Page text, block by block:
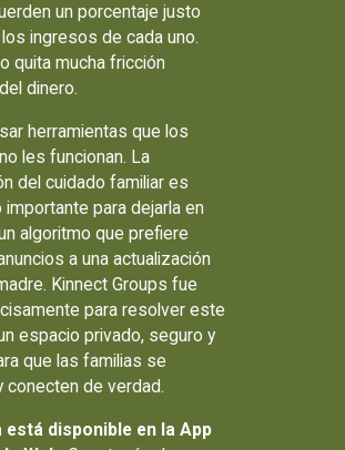
un porcentaje justo
ingresos de cada uno.
quita mucha fricción
dinero.
herramientas que los
les funcionan. La
del cuidado familiar es
para dejarla en
algoritmo que prefiere
a una actualización
Kinnect Groups fue
para resolver este
espacio privado, seguro y
que las familias se
conecten de verdad.
está disponible en la App